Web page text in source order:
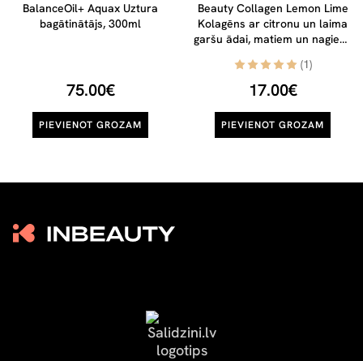
BalanceOil+ Aquax Uztura
bagātinātājs, 300ml
75.00€
PIEVIENOT GROZAM
Beauty Collagen Lemon Lime
Kolagēns ar citronu un laima
garšu ādai, matiem un nagiem,
(1)
17.00€
PIEVIENOT GROZAM